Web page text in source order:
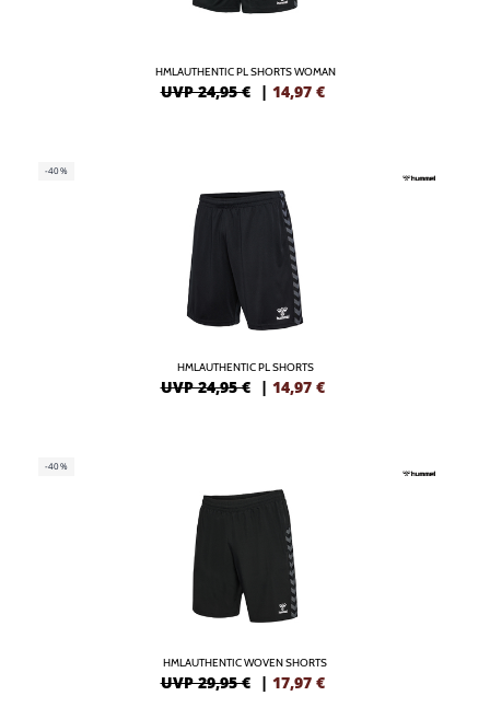
HMLAUTHENTIC PL SHORTS WOMAN
UVP 24,95 € | 14,97 €
-40%
HMLAUTHENTIC PL SHORTS
UVP 24,95 € | 14,97 €
-40%
HMLAUTHENTIC WOVEN SHORTS
UVP 29,95 € | 17,97 €